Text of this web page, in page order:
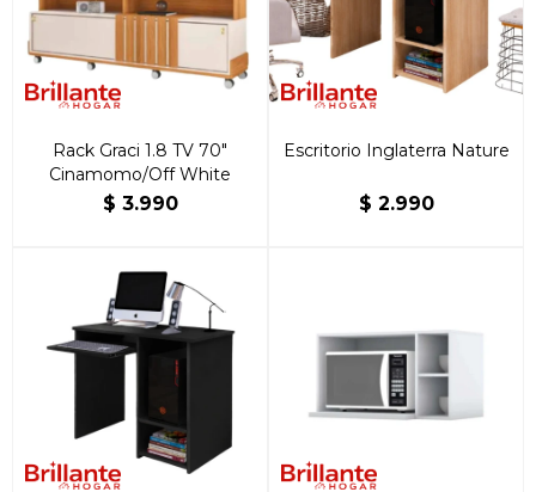
Rack Graci 1.8 TV 70"
Cinamomo/Off White
$ 3.990
Escritorio Inglaterra Nature
$ 2.990